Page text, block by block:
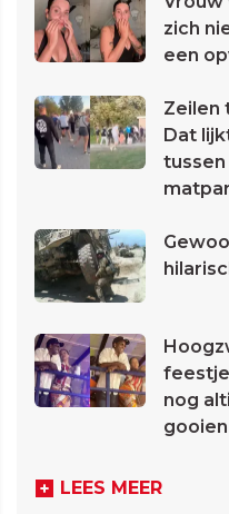
zich
een
Zeilen
Dat
tussen
nog
gooien
LEES MEER